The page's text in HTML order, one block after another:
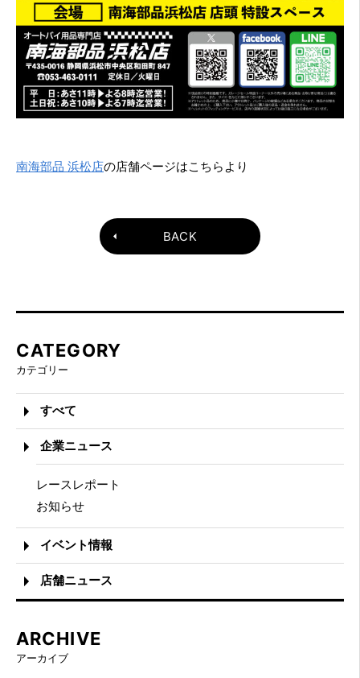
南海部品 浜松店の店舗ページはこちらより
BACK
CATEGORY
カテゴリー
すべて
企業ニュース
レースレポート
お知らせ
イベント情報
店舗ニュース
ARCHIVE
アーカイブ